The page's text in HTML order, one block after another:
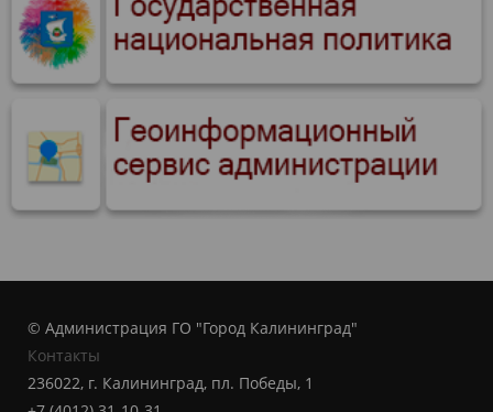
© Администрация ГО "Город Калининград"
Контакты
236022, г. Калининград, пл. Победы, 1